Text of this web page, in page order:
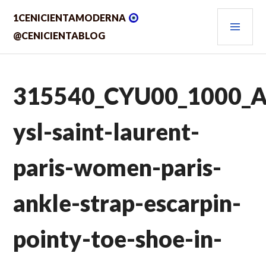
contenido.
1CENICIENTAMODERNA
@CENICIENTABLOG
ysl-saint-laurent-
paris-women-paris-
ankle-strap-escarpin-
pointy-toe-shoe-in-